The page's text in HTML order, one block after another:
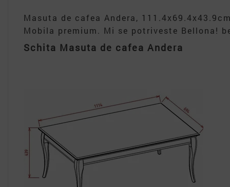
Masuta de cafea Andera,
Mobila premium. Mi se potriveste Bellona!
Schita Masuta de cafea Andera